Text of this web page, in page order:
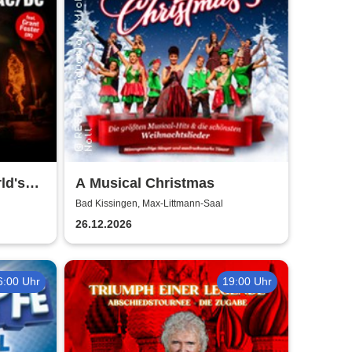
A Musical Christmas
Bad Kissingen, Max-Littmann-Saal
26.12.2026
Uhr 19:00 Uhr